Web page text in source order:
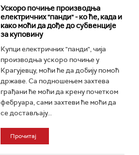
Ускоро почиње производња
електричних "панди" - ко ће, када и
како моћи да дође до субвенције
за куповину
Купци електричних "панди", чија
производња ускоро почиње у
Крагујевцу, моћи ће да добију помоћ
државе. Са подношењем захтева
грађани ће моћи да крену почетком
фебруара, сами захтеви ће моћи да
се достављају...
Прочитај